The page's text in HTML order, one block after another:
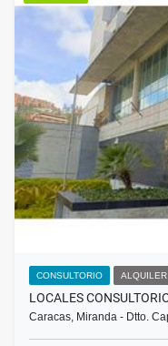
CONSULTORIO ALQUILER
LOCALES
Caracas, Miranda - Dtto.